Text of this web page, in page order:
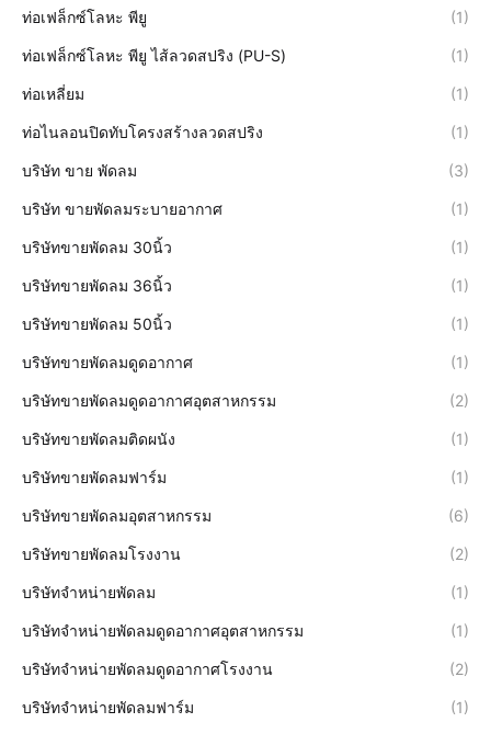
ท่อเฟล็กซ์โลหะ พียู (1)
ท่อเฟล็กซ์โลหะ พียู ไส้ลวดสปริง (PU-S) (1)
ท่อเหลี่ยม (1)
ท่อไนลอนปิดทับโครงสร้างลวดสปริง (1)
บริษัท ขาย พัดลม (3)
บริษัท ขายพัดลมระบายอากาศ (1)
บริษัทขายพัดลม 30นิ้ว (1)
บริษัทขายพัดลม 36นิ้ว (1)
บริษัทขายพัดลม 50นิ้ว (1)
บริษัทขายพัดลมดูดอากาศ (1)
บริษัทขายพัดลมดูดอากาศอุตสาหกรรม (2)
บริษัทขายพัดลมติดผนัง (1)
บริษัทขายพัดลมฟาร์ม (1)
บริษัทขายพัดลมอุตสาหกรรม (6)
บริษัทขายพัดลมโรงงาน (2)
บริษัทจำหน่ายพัดลม (1)
บริษัทจำหน่ายพัดลมดูดอากาศอุตสาหกรรม (1)
บริษัทจำหน่ายพัดลมดูดอากาศโรงงาน (2)
บริษัทจำหน่ายพัดลมฟาร์ม (1)